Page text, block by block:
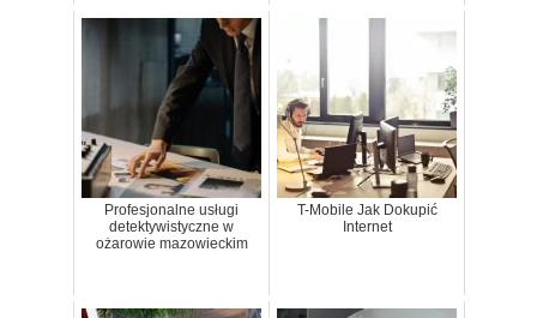
Profesjonalne usługi
detektywistyczne w
ożarowie mazowieckim
T-Mobile Jak Dokupić
Internet